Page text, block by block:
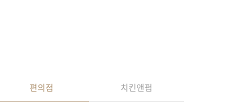
편의점 치킨앤펍